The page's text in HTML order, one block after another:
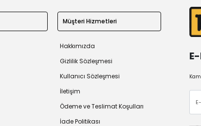
Müşteri Hizmetleri
Hakkımızda
Gizlilik Sözleşmesi
Kullanıcı Sözleşmesi
İletişim
Ödeme ve Teslimat Koşulları
İade Politikası